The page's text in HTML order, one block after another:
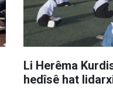
Li Herêma
hedîsê hat